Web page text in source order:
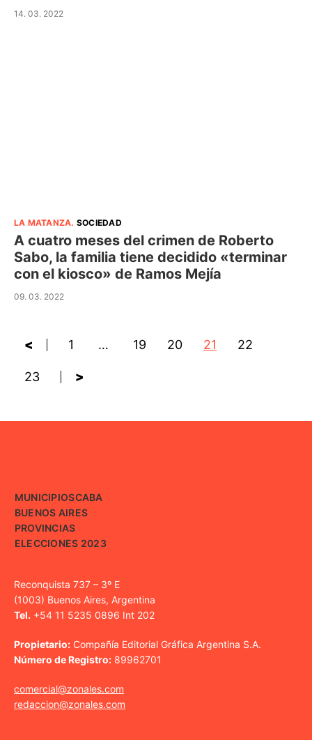
14. 03. 2022
LA MATANZA. SOCIEDAD
A cuatro meses del crimen de Roberto
Sabo, la familia tiene decidido «terminar
con el kiosco» de Ramos Mejía
09. 03. 2022
< 1 … 19 20 21 22
23 >
MUNICIPIOSCABA
BUENOS AIRES
PROVINCIAS
ELECCIONES 2023
Reconquista 737 – 3º E
(1003) Buenos Aires, Argentina
Tel. +54 11 5235 0896 Int 202
Propietario: Compañía Editorial Gráfica Argentina S.A.
Número de Registro: 89962701
comercial@zonales.com
redaccion@zonales.com